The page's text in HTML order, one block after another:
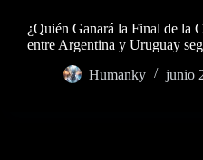
¿Quién Ganará la Final de la
entre Argentina y Uruguay
Humanky
junio